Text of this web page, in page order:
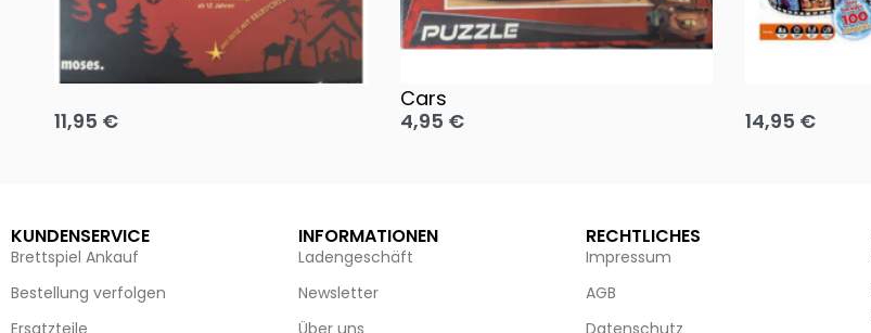
Oh, heilige Nacht!
11,95 €
Cars
4,95 €
14,95 €
KUNDENSERVICE
Brettspiel Ankauf
Bestellung verfolgen
Ersatzteile
INFORMATIONEN
Ladengeschäft
Newsletter
Über uns
RECHTLICHES
Impressum
AGB
Datenschutz